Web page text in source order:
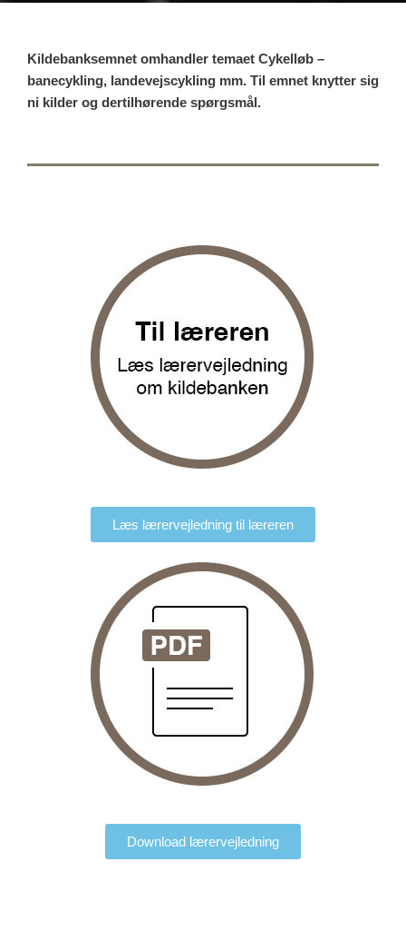
Kildebanksemnet omhandler temaet Cykelløb –
banecykling, landevejscykling mm. Til emnet knytter sig
ni kilder og dertilhørende spørgsmål.
Læs lærervejledning til læreren
Download lærervejledning